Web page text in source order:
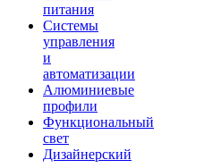
питания
Системы
управления
и
автоматизации
Алюминиевые
профили
Функциональный
свет
Дизайнерский